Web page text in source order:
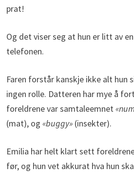
prat!
Og det viser seg at hun er litt av
telefonen.
Faren forstår kanskje ikke alt hun
ingen rolle. Datteren har mye å
foreldrene var samtaleemnet
(mat), og «buggy»(insekter).
Emilia har helt klart sett
før, og hun vet akkurat hva hun